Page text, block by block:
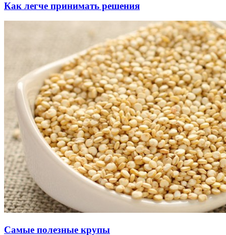
Как легче принимать решения
Самые полезные крупы